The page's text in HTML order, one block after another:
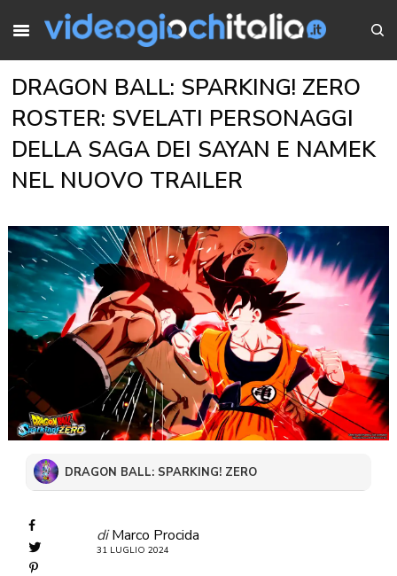
DRAGON BALL: SPARKING! ZERO
ROSTER: SVELATI PERSONAGGI
DELLA SAGA DEI SAYAN E NAMEK
NEL NUOVO TRAILER
DRAGON BALL: SPARKING! ZERO
di Marco Procida
31 LUGLIO 2024